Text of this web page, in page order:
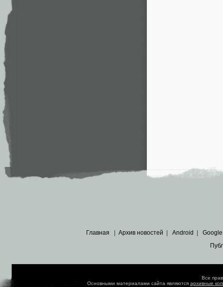
Главная Архив новостей Android Google
Все
Основными материалами сайта являются архивные